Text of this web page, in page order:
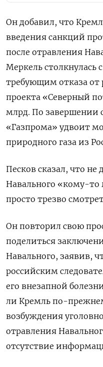
Он добавил, что
введения санкций
после отравления
Меркель столкнулась
требующим отказа от
проекта «Северный
млрд. По завершении
«Газпрома» удвоит
природного газа из
Песков сказал, что не
Навального «кому-то
просто трезво
Он повторил свою
поделиться
Навального, заявив,
российским
его внезапной
ли Кремль по-
возбуждения
отравления
отсутствие